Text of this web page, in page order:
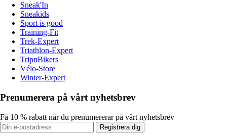
Sneak'In
Sneakids
Sport is good
Training-Fit
Trek-Expert
Triathlon-Expert
TripnBikers
Vélo-Store
Winter-Expert
Prenumerera på vårt nyhetsbrev
Få 10 % rabatt när du prenumererar på vårt nyhetsbrev
Registrera dig